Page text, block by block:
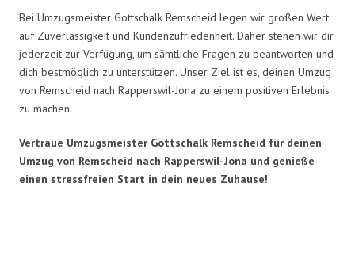
Bei Umzugsmeister Gottschalk Remscheid legen wir großen Wert
auf Zuverlässigkeit und Kundenzufriedenheit. Daher stehen wir dir
jederzeit zur Verfügung, um sämtliche Fragen zu beantworten und
dich bestmöglich zu unterstützen. Unser Ziel ist es, deinen Umzug
von Remscheid nach Rapperswil-Jona zu einem positiven Erlebnis
zu machen.
Vertraue Umzugsmeister Gottschalk Remscheid für deinen
Umzug von Remscheid nach Rapperswil-Jona und genieße
einen stressfreien Start in dein neues Zuhause!